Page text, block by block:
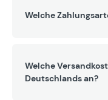
Welche
Welche
Deutschlands an?